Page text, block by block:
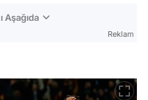
Aşağıda
Reklam